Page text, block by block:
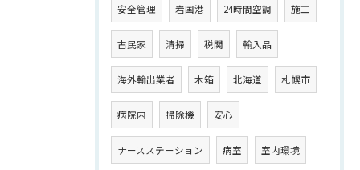
安全管理 岩国港 24時間空調 施工
古民家 清掃 税関 輸入品
海外輸出業者 木箱 北海道 札幌市
病院内 掃除機 安心
ナースステーション 病室 室内環境